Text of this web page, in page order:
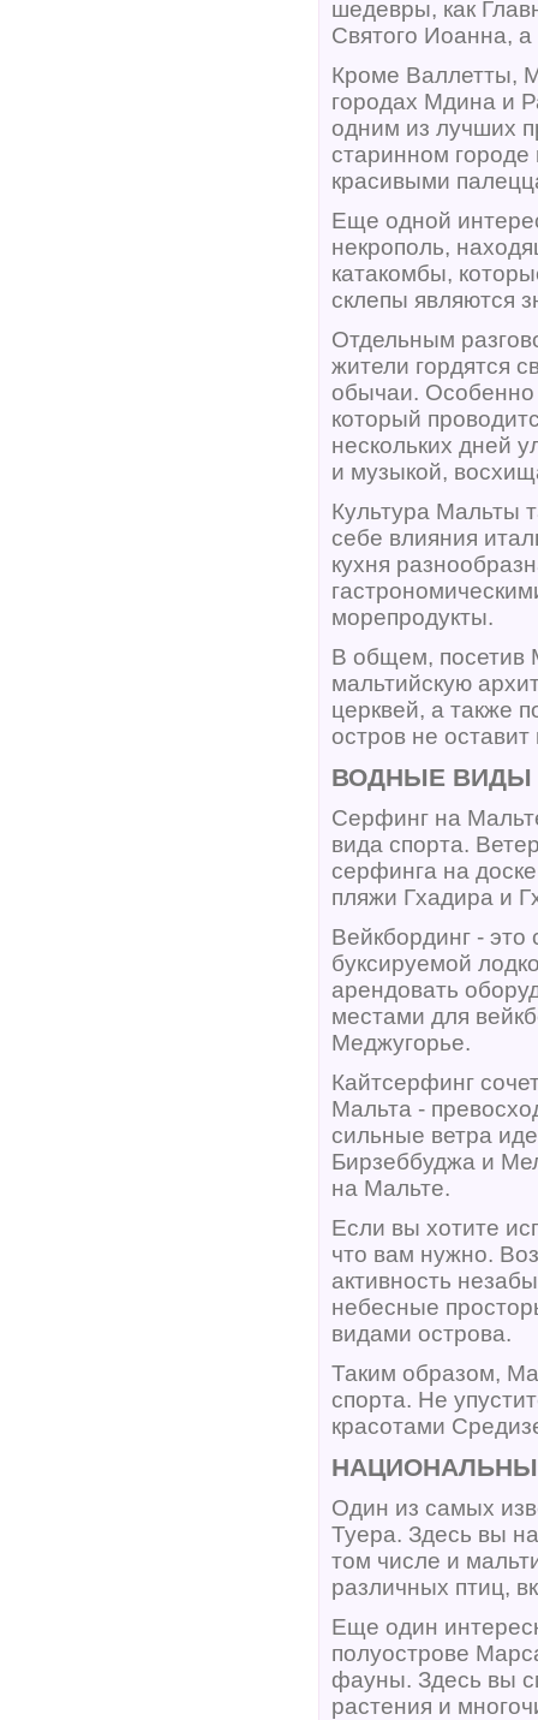
шедевры, как
Святого Иоанна,
Кроме Валлетты,
городах Мдина и
одним из лучших
старинном городе
красивыми
Еще одной
некрополь,
катакомбы,
склепы являются
Отдельным
жители гордятся
обычаи. Особенно
который
нескольких дней
и музыкой,
Культура Мальты
себе влияния
кухня
морепродукты.
В общем, посетив
мальтийскую
церквей, а также
остров не
ВОДНЫЕ ВИДЫ
Серфинг на
вида спорта.
серфинга на
пляжи Гхадира и
Вейкбординг - это
буксируемой
арендовать
местами для
Меджугорье.
Кайтсерфинг
Мальта -
сильные ветра
Бирзеббуджа и
на Мальте.
Если вы хотите
что вам нужно.
активность
небесные
видами острова.
Таким образом,
спорта. Не
красотами
Один из самых
Туера. Здесь вы
том числе и
различных птиц,
Еще один
полуострове
фауны. Здесь вы
растения и